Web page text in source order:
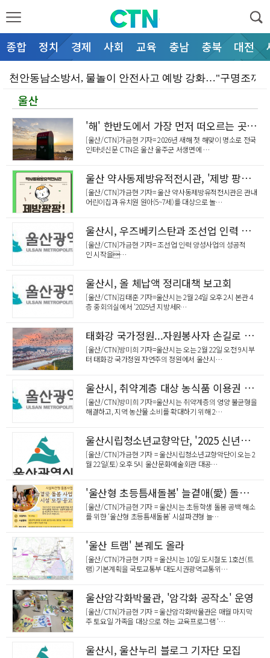
종합 정치 경제 사회 교육 충남 충북 대전
천안동남소방서, 물놀이 안전사고 예방 강화…"구명조끼
[기고]'폭염재난'.. 작은 관심과 예방 수칙이 생명을…
태안군, 고수온 비상 대응 속 해수부 차관 방문… 지역…
부여군 '만수천', 충남 지방하천 정비 공모 선정… 사…
보령시, 발전소 주변지역 수익 창출…'오포리 햇빛연금'…
'휴가 보내고 혜택도 받고'… 서천군, 문체부 지역사랑…
서천군, 여름철 맞아 '서천 치유의 숲' 무료 체험 프…
예산소방서, 구급대원 폭행은 중대범죄... 예방홍보강화…
천안동남경찰서, 자체시책 '폴리누비 합동순찰' 추진
울산
'해' 한반도에서 가장 먼저 떠오르는 곳 '울산 간절곶'
[울산/CTN]가금현 기자= 2026년 새해 첫 해맞이 명소로 전국
인터넷신문 CTN은 울산 울주군 서생면에 …
울산 약사동제방유적전시관, '제방 팡팡! 쌓고 뛰고 놀자'
[울산/CTN]가금현 기자= 울산 약사동제방유적전시관은 관내
어린이집과 유치원 원아(5~7세)를 대상으로 놀…
울산시, 우즈베키스탄과 조선업 인력 양성 손잡는다
[울산/CTN]가금현 기자= 조선업 인력 양성사업의 성공적
인 시작을…
울산시, 올 체납액 정리대책 보고회
[울산/CTN]김태훈 기자=울산시는 2월 24일 오후 2시 본관 4
층 중회의실에서 ‘2025년 지방세R…
태화강 국가정원...자원봉사자 손길로 새롭게
[울산/CTN]방미희 기자=울산시는 오는 2월 22일 오전 9시부
터 태화강 국가정원 자연주의 정원에서 울산시…
울산시, 취약계층 대상 농식품 이용권 지원
[울산/CTN]방미희 기자=울산시는 취약계층의 영양 불균형을
해결하고, 지역 농산물 소비를 확대하기 위해 2…
울산시립청소년교향악단, '2025 신년음악회' 개최
[울산/CTN]가금현 기자 = 울산시립청소년교향악단이 오는 2
월 22일(토) 오후 5시 울산문화예술회관 대공…
'울산형 초등틈새돌봄' 늘곁애(愛) 돌봄사업 시설 모집
[울산/CTN]가금현 기자 = 울산시는 초등학생 돌봄 공백 해소
를 위한 ‘울산형 초등틈새돌봄' 시설파견형 늘…
'울산 트램' 본궤도 올라
[울산/CTN]가금현 기자 = 울산시는 10일 도시철도 1호선(트
램) 기본계획을 국토교통부 대도시권광역교통위…
울산암각화박물관, '암각화 공작소' 운영
[울산/CTN]가금현 기자 = 울산암각화박물관은 매월 마지막
주 토요일 가족을 대상으로 하는 교육프로그램 ‘…
울산시, 울산누리 블로그 기자단 모집